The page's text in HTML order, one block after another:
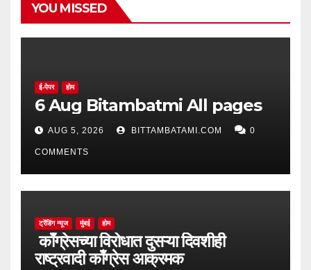
YOU MISSED
ई-पेपर होम
6 Aug Bitambatmi All pages
AUG 5, 2026 BITTAMBATAMI.COM 0
COMMENTS
ट्रेंडिंग न्यूज मुंबई होम
काँग्रेसच्या विरोधात दुसऱ्या दिवशीही
राष्ट्रवादी काँग्रेस आक्रमक